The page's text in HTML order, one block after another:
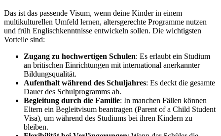
Das ist das passende Visum, wenn deine Kinder in einem
multikulturellen Umfeld lernen, altersgerechte Programme nutzen
und früh Englischkenntnisse entwickeln sollen. Die wichtigsten
Vorteile sind:
Zugang zu hochwertigen Schulen: Es erlaubt ein Studium
an britischen Einrichtungen mit international anerkannter
Bildungsqualität.
Aufenthalt während des Schuljahres: Es deckt die gesamte
Dauer des Schulprogramms ab.
Begleitung durch die Familie: In manchen Fällen können
Eltern ein Begleitvisum beantragen (Parent of a Child Student
Visa), um während des Studiums bei ihren Kindern zu
bleiben.